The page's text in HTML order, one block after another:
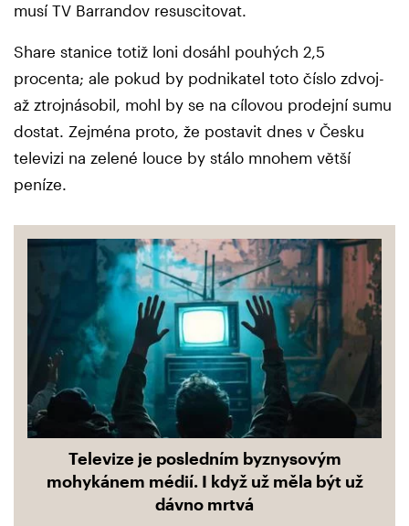
musí TV Barrandov resuscitovat.
Share stanice totiž loni dosáhl pouhých 2,5
procenta; ale pokud by podnikatel toto číslo zdvoj-
až ztrojnásobil, mohl by se na cílovou prodejní sumu
dostat. Zejména proto, že postavit dnes v Česku
televizi na zelené louce by stálo mnohem větší
peníze.
Televize je posledním byznysovým
mohykánem médií. I když už měla být už
dávno mrtvá